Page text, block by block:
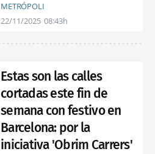
METRÓPOLI
22/11/2025 08:43h
Estas son las calles
cortadas este fin de
semana con festivo en
Barcelona: por la
iniciativa 'Obrim Carrers'